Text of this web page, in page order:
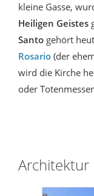
kleine Gasse,
Heiligen Geistes
Santo gehört
Rosario (der
wird die Kirche
oder
Architektur